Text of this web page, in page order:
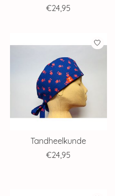
€24,95
Tandheelkunde
€24,95